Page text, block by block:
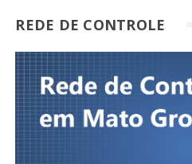
REDE DE CONTROLE